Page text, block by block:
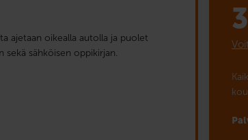
ajetaan oikealla autolla ja puolet
sähköisen oppikirjan.